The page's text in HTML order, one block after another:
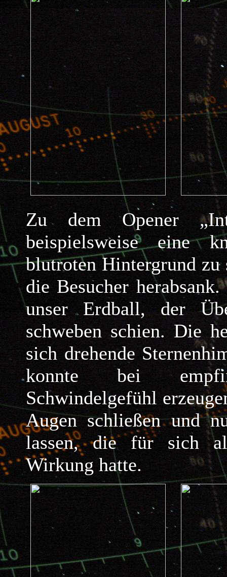
Zu dem Opener
beispielsweise eine
blutroten Hintergrund zu
die Besucher
unser Erdball, der
schweben schien. Die
sich drehende
konnte bei
Schwindelgefühl
Augen schließen und
lassen, die für sich
Wirkung hatte.